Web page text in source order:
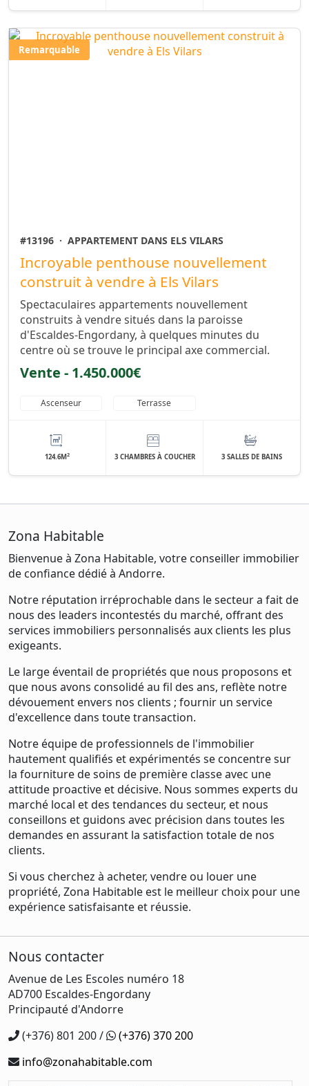
Remarquable
#13196 · APPARTEMENT DANS ELS VILARS
Incroyable penthouse nouvellement
construit à vendre à Els Vilars
Spectaculaires appartements nouvellement
construits à vendre situés dans la paroisse
d'Escaldes-Engordany, à quelques minutes du
centre où se trouve le principal axe commercial.
Vente - 1.450.000€
Ascenseur Terrasse
124.6M2 3 CHAMBRES À COUCHER 3 SALLES DE BAINS
Zona Habitable
Bienvenue à Zona Habitable, votre conseiller immobilier
de confiance dédié à Andorre.
Notre réputation irréprochable dans le secteur a fait de
nous des leaders incontestés du marché, offrant des
services immobiliers personnalisés aux clients les plus
exigeants.
Le large éventail de propriétés que nous proposons et
que nous avons consolidé au fil des ans, reflète notre
dévouement envers nos clients ; fournir un service
d'excellence dans toute transaction.
Notre équipe de professionnels de l'immobilier
hautement qualifiés et expérimentés se concentre sur
la fourniture de soins de première classe avec une
attitude proactive et décisive. Nous sommes experts du
marché local et des tendances du secteur, et nous
conseillons et guidons avec précision dans toutes les
demandes en assurant la satisfaction totale de nos
clients.
Si vous cherchez à acheter, vendre ou louer une
propriété, Zona Habitable est le meilleur choix pour une
expérience satisfaisante et réussie.
Nous contacter
Avenue de Les Escoles numéro 18
AD700 Escaldes-Engordany
Principauté d'Andorre
(+376) 801 200 /
(+376) 370 200
info@zonahabitable.com